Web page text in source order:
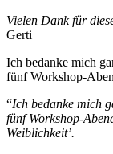
Vielen Dank für
Gerti
Ich bedanke mich
fünf Workshop-
“Ich bedanke mich
fünf Workshop-
Weiblichkeit’.